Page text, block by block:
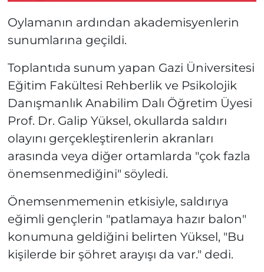
Oylamanın ardından akademisyenlerin
sunumlarına geçildi.
Toplantıda sunum yapan Gazi Üniversitesi
Eğitim Fakültesi Rehberlik ve Psikolojik
Danışmanlık Anabilim Dalı Öğretim Üyesi
Prof. Dr. Galip Yüksel, okullarda saldırı
olayını gerçekleştirenlerin akranları
arasında veya diğer ortamlarda "çok fazla
önemsenmediğini" söyledi.
Önemsenmemenin etkisiyle, saldırıya
eğimli gençlerin "patlamaya hazır balon"
konumuna geldiğini belirten Yüksel, "Bu
kişilerde bir şöhret arayışı da var." dedi.